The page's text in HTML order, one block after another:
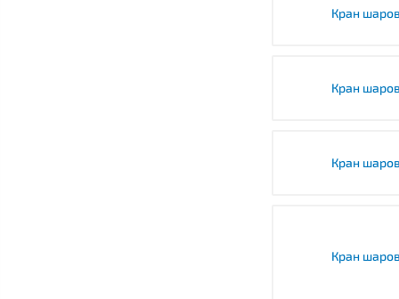
Кран
Кран
Кран
Кран